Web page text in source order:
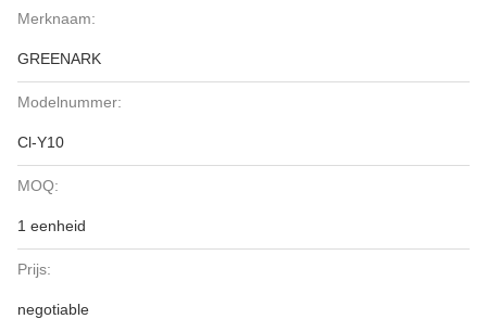
Merknaam:
GREENARK
Modelnummer:
Cl-Y10
MOQ:
1 eenheid
Prijs:
negotiable